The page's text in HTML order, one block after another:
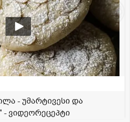
- უმარტივესი და
ვიდეორეცეპტი